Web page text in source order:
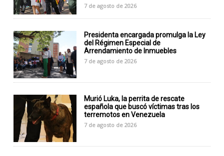
7 de agosto de 2026
Presidenta encargada promulga la Ley
del Régimen Especial de
Arrendamiento de Inmuebles
7 de agosto de 2026
Murió Luka, la perrita de rescate
española que buscó víctimas tras los
terremotos en Venezuela
7 de agosto de 2026